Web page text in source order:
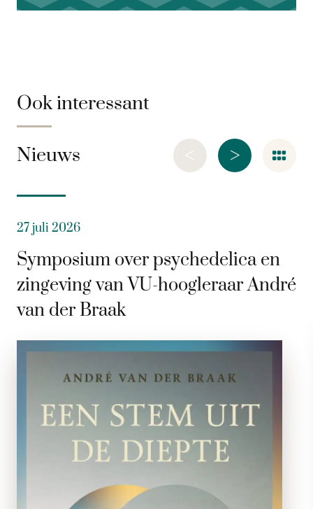
Ook interessant
Nieuws >
<
27 juli 2026
Symposium over psychedelica en
zingeving van VU-hoogleraar André
van der Braak